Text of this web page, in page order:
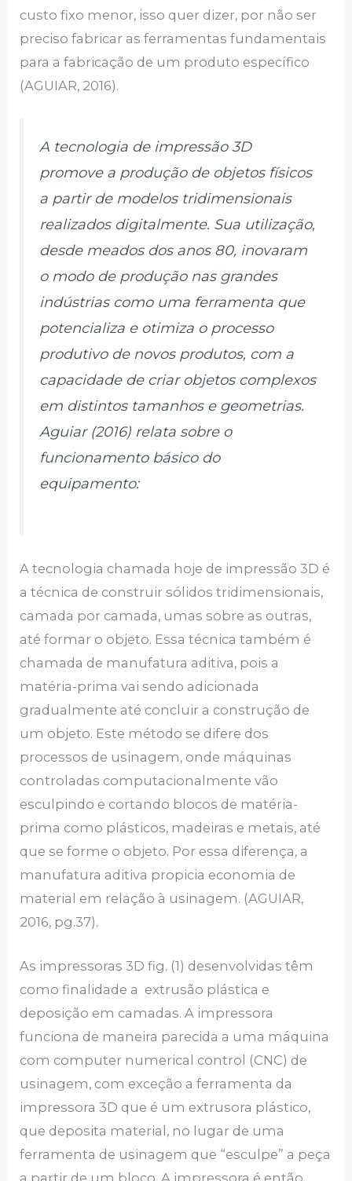
custo fixo menor, isso quer dizer, por não ser
preciso fabricar as ferramentas fundamentais
para a fabricação de um produto específico
(AGUIAR, 2016).
A tecnologia de impressão 3D
promove a produção de objetos físicos
a partir de modelos tridimensionais
realizados digitalmente. Sua utilização,
desde meados dos anos 80, inovaram
o modo de produção nas grandes
indústrias como uma ferramenta que
potencializa e otimiza o processo
produtivo de novos produtos, com a
capacidade de criar objetos complexos
em distintos tamanhos e geometrias.
Aguiar (2016) relata sobre o
funcionamento básico do
equipamento:
A tecnologia chamada hoje de impressão 3D é
a técnica de construir sólidos tridimensionais,
camada por camada, umas sobre as outras,
até formar o objeto. Essa técnica também é
chamada de manufatura aditiva, pois a
matéria-prima vai sendo adicionada
gradualmente até concluir a construção de
um objeto. Este método se difere dos
processos de usinagem, onde máquinas
controladas computacionalmente vão
esculpindo e cortando blocos de matéria-
prima como plásticos, madeiras e metais, até
que se forme o objeto. Por essa diferença, a
manufatura aditiva propicia economia de
material em relação à usinagem. (AGUIAR,
2016, pg.37).
As impressoras 3D fig. (1) desenvolvidas têm
como finalidade a extrusão plástica e
deposição em camadas. A impressora
funciona de maneira parecida a uma máquina
com computer numerical control (CNC) de
usinagem, com exceção a ferramenta da
impressora 3D que é um extrusora plástico,
que deposita material, no lugar de uma
ferramenta de usinagem que “esculpe” a peça
a partir de um bloco. A impressora é então